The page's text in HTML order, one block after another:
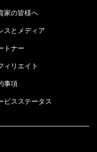
家の皆様へ
スとメディア
トナー
ィリエイト
事項
ビスステータス